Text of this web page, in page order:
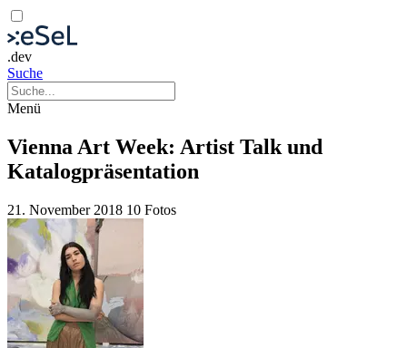
.dev
Suche
Menü
Vienna Art Week: Artist Talk und
Katalogpräsentation
21. November 2018 10 Fotos